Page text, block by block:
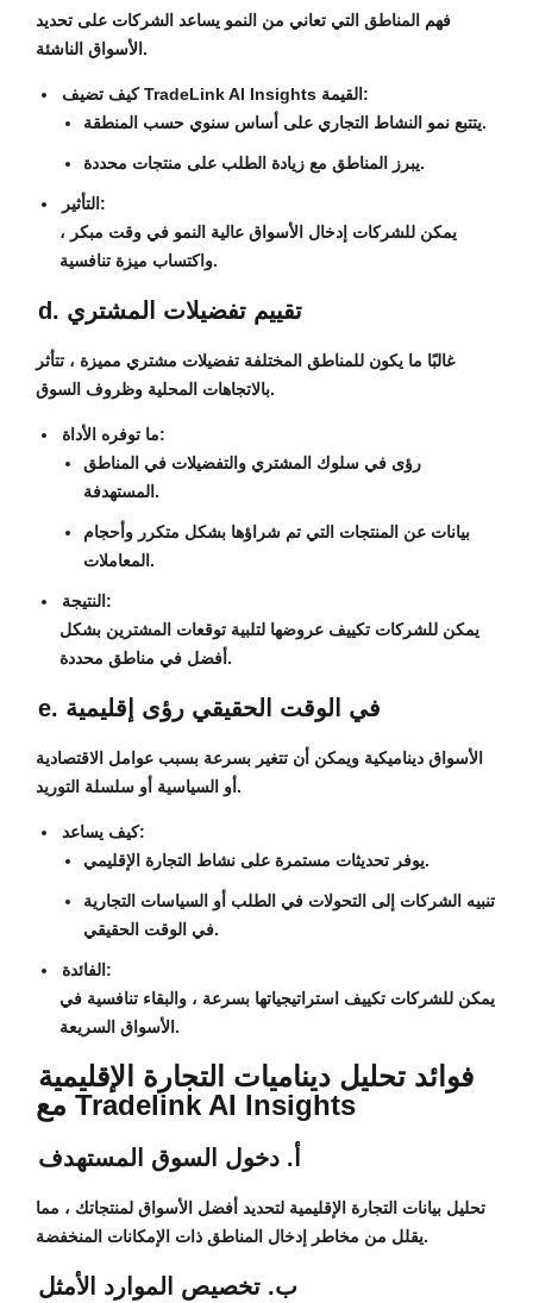
فهم المناطق التي تعاني من النمو يساعد الشركات على تحديد
الأسواق الناشئة.
كيف تضيف TradeLink AI Insights القيمة:
يتتبع نمو النشاط التجاري على أساس سنوي حسب المنطقة.
يبرز المناطق مع زيادة الطلب على منتجات محددة.
التأثير:
يمكن للشركات إدخال الأسواق عالية النمو في وقت مبكر ،
واكتساب ميزة تنافسية.
d. تقييم تفضيلات المشتري
غالبًا ما يكون للمناطق المختلفة تفضيلات مشتري مميزة ، تتأثر
بالاتجاهات المحلية وظروف السوق.
ما توفره الأداة:
رؤى في سلوك المشتري والتفضيلات في المناطق
المستهدفة.
بيانات عن المنتجات التي تم شراؤها بشكل متكرر وأحجام
المعاملات.
النتيجة:
يمكن للشركات تكييف عروضها لتلبية توقعات المشترين بشكل
أفضل في مناطق محددة.
e. في الوقت الحقيقي رؤى إقليمية
الأسواق ديناميكية ويمكن أن تتغير بسرعة بسبب عوامل الاقتصادية
أو السياسية أو سلسلة التوريد.
كيف يساعد:
يوفر تحديثات مستمرة على نشاط التجارة الإقليمي.
تنبيه الشركات إلى التحولات في الطلب أو السياسات التجارية
في الوقت الحقيقي.
الفائدة:
يمكن للشركات تكييف استراتيجياتها بسرعة ، والبقاء تنافسية في
الأسواق السريعة.
فوائد تحليل ديناميات التجارة الإقليمية
مع Tradelink AI Insights
أ. دخول السوق المستهدف
تحليل بيانات التجارة الإقليمية لتحديد أفضل الأسواق لمنتجاتك ، مما
يقلل من مخاطر إدخال المناطق ذات الإمكانات المنخفضة.
ب. تخصيص الموارد الأمثل